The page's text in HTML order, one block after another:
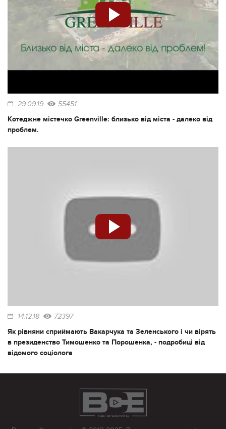
29.09.19 55451
Котеджне містечко Greenville: близько від міста - далеко від
проблем.
14.12.18 72397
Як рівняни сприймають Вакарчука та Зеленського і чи вірять
в президенство Тимошенко та Порошенка, - подробиці від
відомого соціолога